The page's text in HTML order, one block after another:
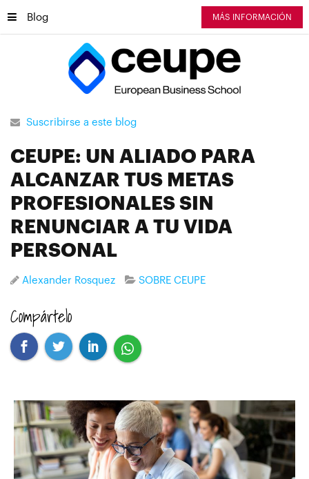
Blog MÁS INFORMACIÓN
Suscribirse a este blog
CEUPE: UN ALIADO PARA
ALCANZAR TUS METAS
PROFESIONALES SIN
RENUNCIAR A TU VIDA
PERSONAL
Alexander Rosquez SOBRE CEUPE
Compártelo